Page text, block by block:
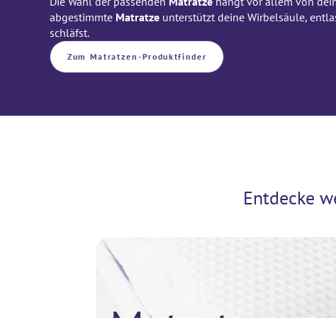
abgestimmte Matratze unterstützt deine Wirbelsäule,
schläfst.
Zum Matratzen-Produktfinder
Entdecke